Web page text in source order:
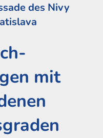
des Nivy
mit